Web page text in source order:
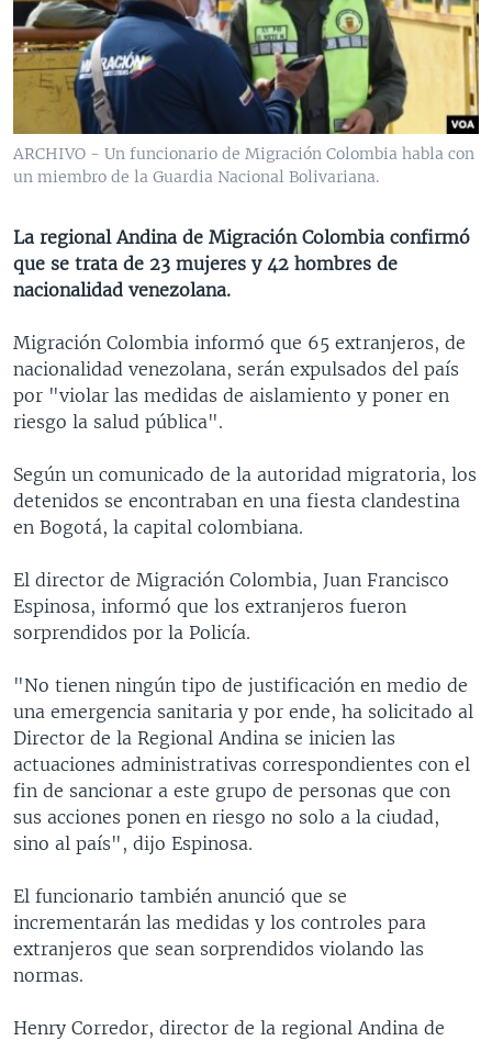
VENEZUELA
BRASIL
NICARAGUA
ECONOMÍA
ENTRETENIMIENTO Y CULTURA
TECNOLOGÍA
DEPORTES
CIENCIA Y SALUD
MULTIMEDIA
VIDEOS
FOTOGRAFÍA
AUDIOS
PROGRAMAS TV
EL MUNDO AL DÍA
FORO INTERAMERICANO
VISIÓN 360
PANORAMA
RADIO
AVANCE INFORMATIVO
AUDIONOTICIAS
ESTADOS UNIDOS AL DÍA
EL MUNDO AL DÍA [RADIO]
FORO [RADIO]
DEPORTIVO INTERNACIONAL
NOTA ECONÓMICA
DIRECT
DOCUMENTALES DE LA VOA
Learning English
SÍGANOS
Idiomas
ARCHIVO - Un funcionario de Migración Colombia habla con
un miembro de la Guardia Nacional Bolivariana.
La regional Andina de Migración Colombia confirmó
que se trata de 23 mujeres y 42 hombres de
nacionalidad venezolana.
Migración Colombia informó que 65 extranjeros, de
nacionalidad venezolana, serán expulsados del país
por "violar las medidas de aislamiento y poner en
riesgo la salud pública".
Según un comunicado de la autoridad migratoria, los
detenidos se encontraban en una fiesta clandestina
en Bogotá, la capital colombiana.
El director de Migración Colombia, Juan Francisco
Espinosa, informó que los extranjeros fueron
sorprendidos por la Policía.
"No tienen ningún tipo de justificación en medio de
una emergencia sanitaria y por ende, ha solicitado al
Director de la Regional Andina se inicien las
actuaciones administrativas correspondientes con el
fin de sancionar a este grupo de personas que con
sus acciones ponen en riesgo no solo a la ciudad,
sino al país", dijo Espinosa.
El funcionario también anunció que se
incrementarán las medidas y los controles para
extranjeros que sean sorprendidos violando las
normas.
Henry Corredor, director de la regional Andina de